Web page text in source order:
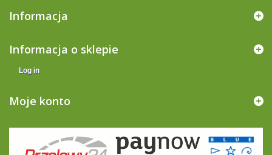
Informacja
Informacja o sklepie
Log in
Moje konto